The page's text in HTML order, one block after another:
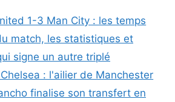
1-3 Man City : les temps
match, les statistiques et
signe un autre triplé
: l'ailier de Manchester
finalise son transfert en